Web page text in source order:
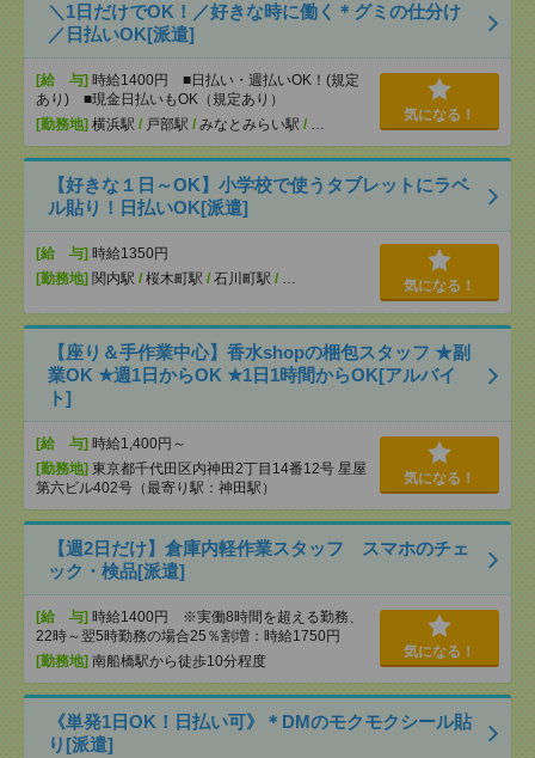
＼1日だけでOK！／好きな時に働く＊グミの仕分け
／日払いOK[派遣]
[給 与] 時給1400円 ■日払い・週払いOK！(規定
あり) ■現金日払いもOK（規定あり）
[勤務地] 横浜駅 / 戸部駅 / みなとみらい駅 / …
気になる！
【好きな１日～OK】小学校で使うタブレットにラベ
ル貼り！日払いOK[派遣]
[給 与] 時給1350円
[勤務地] 関内駅 / 桜木町駅 / 石川町駅 / … 気になる！
【座り＆手作業中心】香水shopの梱包スタッフ ★副
業OK ★週1日からOK ★1日1時間からOK[アルバイ
ト]
[給 与] 時給1,400円～
[勤務地] 東京都千代田区内神田2丁目14番12号 星屋
第六ビル402号（最寄り駅：神田駅）
気になる！
【週2日だけ】倉庫内軽作業スタッフ スマホのチェ
ック・検品[派遣]
[給 与] 時給1400円 ※実働8時間を超える勤務、
22時～翌5時勤務の場合25％割増：時給1750円
[勤務地] 南船橋駅から徒歩10分程度
気になる！
《単発1日OK！日払い可》＊DMのモクモクシール貼
り[派遣]